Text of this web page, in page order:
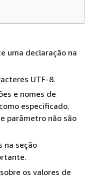
uma declaração na
UTF-8.
e nomes de
especificado.
parâmetro não são
na seção
os valores de